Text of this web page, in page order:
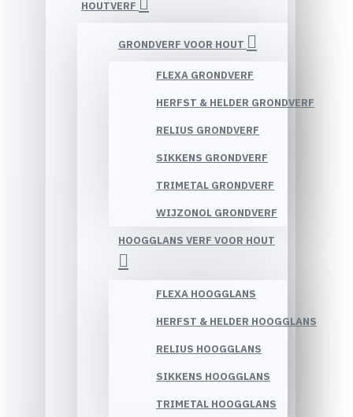
HOUTVERF
GRONDVERF VOOR HOUT
FLEXA GRONDVERF
HERFST & HELDER GRONDVERF
RELIUS GRONDVERF
SIKKENS GRONDVERF
TRIMETAL GRONDVERF
WIJZONOL GRONDVERF
HOOGGLANS VERF VOOR HOUT
FLEXA HOOGGLANS
HERFST & HELDER HOOGGLANS
RELIUS HOOGGLANS
SIKKENS HOOGGLANS
TRIMETAL HOOGGLANS